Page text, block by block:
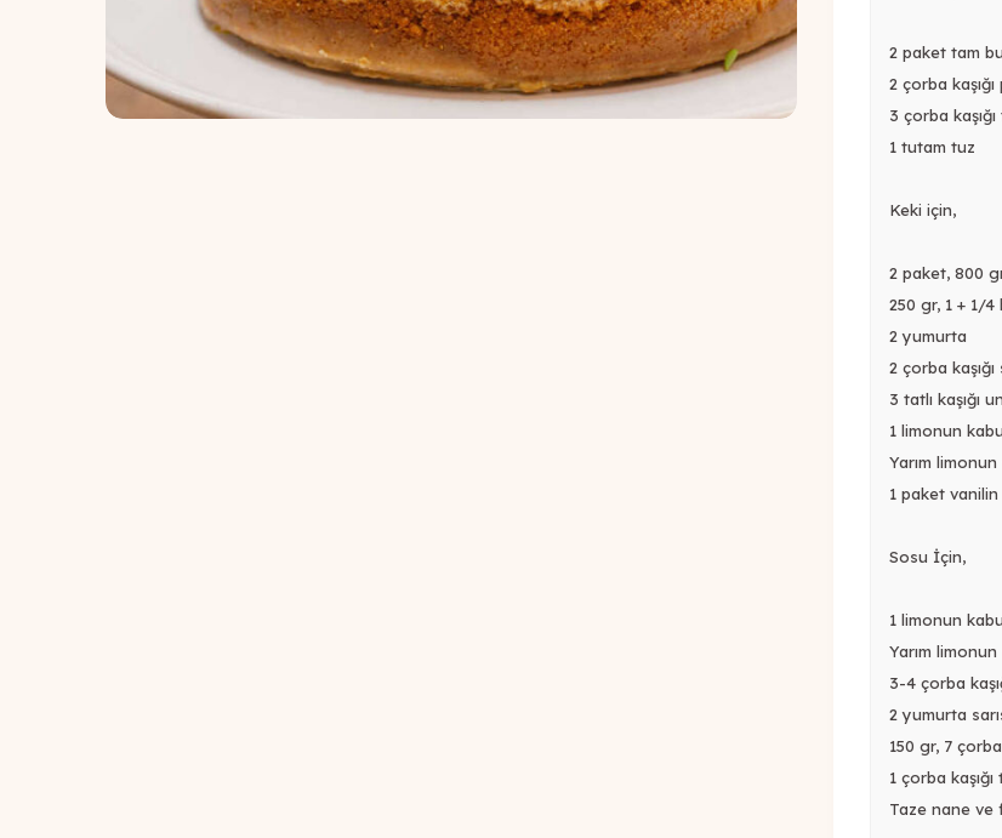
2 paket tam
2 çorba
3 çorba
1 tutam tuz
Keki için,
2 paket, 800
250 gr, 1 + 1/
2 yumurta
2 çorba
3 tatlı kaşığı un
1 limonun
Yarım
1 paket vanilin
Sosu İçin,
1 limonun
Yarım
3-4 çorba
2 yumurta
150 gr, 7
1 çorba kaşığı
Taze nane ve